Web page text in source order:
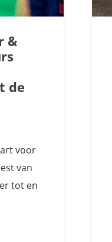
&
de
voor
van
tot en